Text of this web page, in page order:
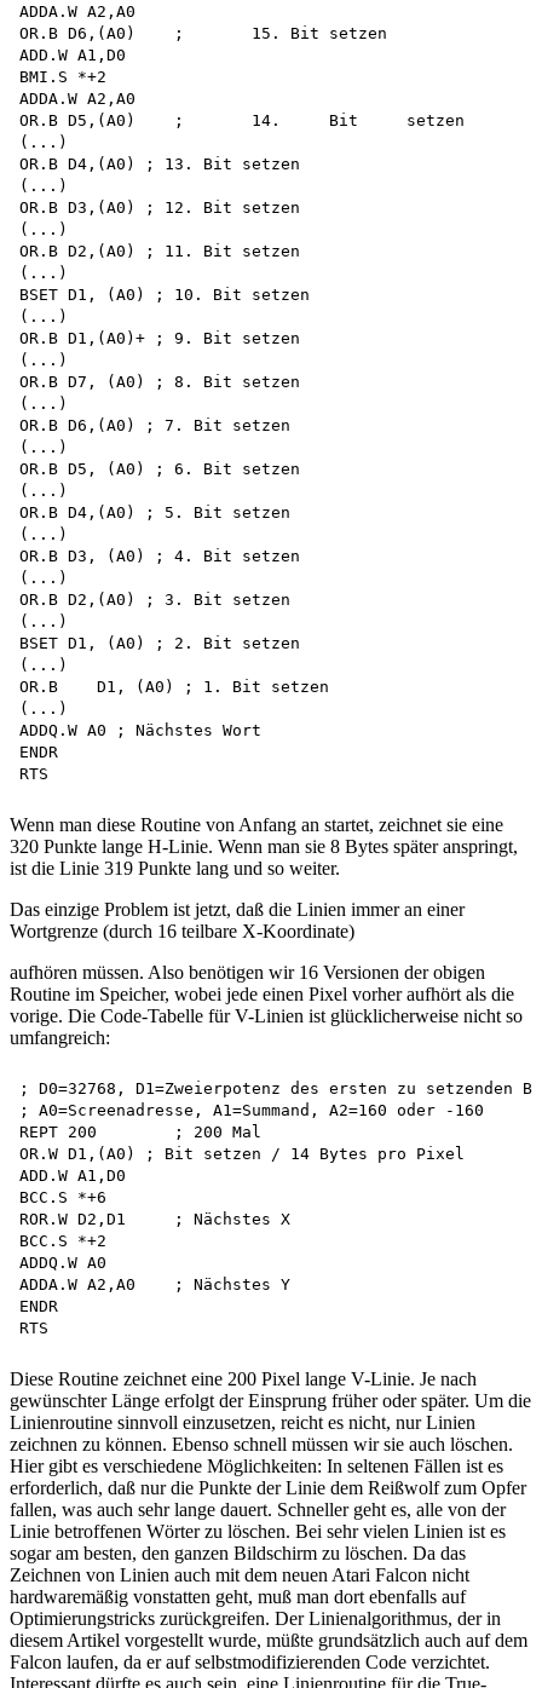
ADDA.W A2,A0
OR.B D6,(A0)	;	15. Bit setzen
ADD.W A1,D0
BMI.S *+2
ADDA.W A2,A0
OR.B D5,(A0)	;	14.	Bit	setzen
(...)
OR.B D4,(A0) ; 13. Bit setzen
(...)
OR.B D3,(A0) ; 12. Bit setzen
(...)
OR.B D2,(A0) ; 11. Bit setzen
(...)
BSET D1, (A0) ; 10. Bit setzen
(...)
OR.B D1,(A0)+ ; 9. Bit setzen
(...)
OR.B D7, (A0) ; 8. Bit setzen
(...)
OR.B D6,(A0) ; 7. Bit setzen
(...)
OR.B D5, (A0) ; 6. Bit setzen
(...)
OR.B D4,(A0) ; 5. Bit setzen
(...)
OR.B D3, (A0) ; 4. Bit setzen
(...)
OR.B D2,(A0) ; 3. Bit setzen
(...)
BSET D1, (A0) ; 2. Bit setzen
(...)
OR.B	D1, (A0) ; 1. Bit setzen
(...)
ADDQ.W A0 ; Nächstes Wort
ENDR
Wenn man diese Routine von Anfang an startet, zeichnet sie eine
320 Punkte lange H-Linie. Wenn man sie 8 Bytes später anspringt,
ist die Linie 319 Punkte lang und so weiter.
Das einzige Problem ist jetzt, daß die Linien immer an einer
Wortgrenze (durch 16 teilbare X-Koordinate)
aufhören müssen. Also benötigen wir 16 Versionen der obigen
Routine im Speicher, wobei jede einen Pixel vorher aufhört als die
vorige. Die Code-Tabelle für V-Linien ist glücklicherweise nicht so
umfangreich:
; D0=32768, D1=Zweierpotenz des ersten zu setzenden
; A0=Screenadresse, A1=Summand, A2=160 oder -160
REPT 200	; 200 Mal
OR.W D1,(A0) ; Bit setzen / 14 Bytes pro Pixel
ADD.W A1,D0
BCC.S *+6
ROR.W D2,D1	; Nächstes X
BCC.S *+2
ADDQ.W A0
ADDA.W A2,A0	; Nächstes Y
ENDR
Diese Routine zeichnet eine 200 Pixel lange V-Linie. Je nach
gewünschter Länge erfolgt der Einsprung früher oder später. Um die
Linienroutine sinnvoll einzusetzen, reicht es nicht, nur Linien
zeichnen zu können. Ebenso schnell müssen wir sie auch löschen.
Hier gibt es verschiedene Möglichkeiten: In seltenen Fällen ist es
erforderlich, daß nur die Punkte der Linie dem Reißwolf zum Opfer
fallen, was auch sehr lange dauert. Schneller geht es, alle von der
Linie betroffenen Wörter zu löschen. Bei sehr vielen Linien ist es
sogar am besten, den ganzen Bildschirm zu löschen. Da das
Zeichnen von Linien auch mit dem neuen Atari Falcon nicht
hardwaremäßig vonstatten geht, muß man dort ebenfalls auf
Optimierungstricks zurückgreifen. Der Linienalgorithmus, der in
diesem Artikel vorgestellt wurde, müßte grundsätzlich auch auf dem
Falcon laufen, da er auf selbstmodifizierenden Code verzichtet.
Interessant dürfte es auch sein, eine Linienroutine für die True-